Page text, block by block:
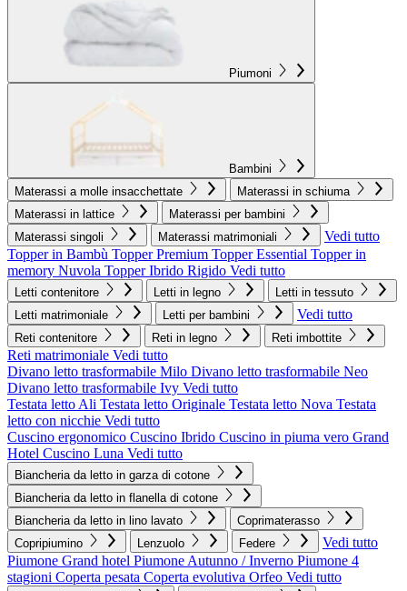
Piumoni
Bambini
Materassi a molle insacchettate
Materassi in schiuma
Materassi in lattice
Materassi per bambini
Materassi singoli
Materassi matrimoniali
Vedi tutto
Topper in Bambù Topper Premium Topper Essential Topper in
memory Nuvola Topper Ibrido Rigido Vedi tutto
Letti contenitore Letti in legno
Letti in tessuto
Letti matrimoniale
Letti per bambini Vedi tutto
Reti contenitore Reti in legno Reti imbottite
Reti matrimoniale Vedi tutto
Divano letto trasformabile Milo Divano letto trasformabile Neo
Divano letto trasformabile Ivy Vedi tutto
Testata letto Ali Testata letto Originale Testata letto Nova Testata
letto con nicchie Vedi tutto
Cuscino ergonomico Cuscino Ibrido Cuscino in piuma vero Grand
Hotel Cuscino Luna Vedi tutto
Biancheria da letto in garza di cotone
Biancheria da letto in flanella di cotone
Biancheria da letto in lino lavato
Coprimaterasso
Copripiumino
Lenzuolo Federe
Vedi tutto
Piumone Grand hotel Piumone Autunno / Inverno Piumone 4
stagioni Coperta pesata Coperta evolutiva Orfeo Vedi tutto